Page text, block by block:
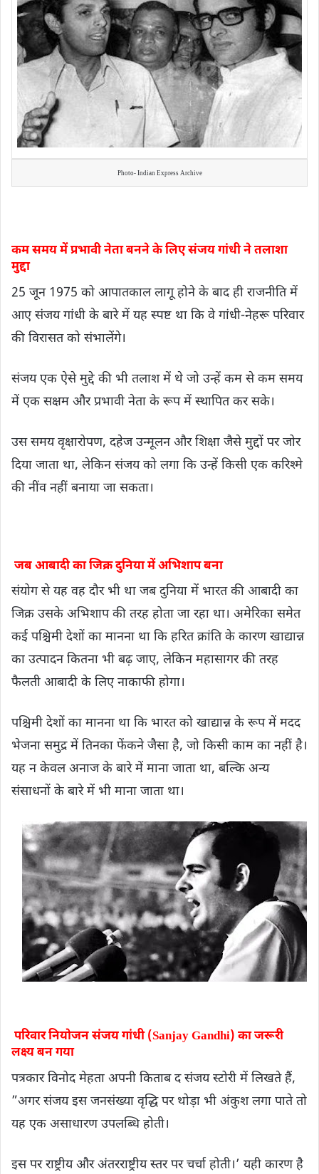
Photo- Indian Express Archive
कम समय में प्रभावी नेता बनने के लिए संजय गांधी ने तलाशा
मुद्दा
25 जून 1975 को आपातकाल लागू होने के बाद ही राजनीति में
आए संजय गांधी के बारे में यह स्पष्ट था कि वे गांधी-नेहरू परिवार
की विरासत को संभालेंगे।
संजय एक ऐसे मुद्दे की भी तलाश में थे जो उन्हें कम से कम समय
में एक सक्षम और प्रभावी नेता के रूप में स्थापित कर सके।
उस समय वृक्षारोपण, दहेज उन्मूलन और शिक्षा जैसे मुद्दों पर जोर
दिया जाता था, लेकिन संजय को लगा कि उन्हें किसी एक करिश्मे
की नींव नहीं बनाया जा सकता।
जब आबादी का जिक्र दुनिया में अभिशाप बना
संयोग से यह वह दौर भी था जब दुनिया में भारत की आबादी का
जिक्र उसके अभिशाप की तरह होता जा रहा था। अमेरिका समेत
कई पश्चिमी देशों का मानना ​​था कि हरित क्रांति के कारण खाद्यान्न
का उत्पादन कितना भी बढ़ जाए, लेकिन महासागर की तरह
फैलती आबादी के लिए नाकाफी होगा।
पश्चिमी देशों का मानना ​​था कि भारत को खाद्यान्न के रूप में मदद
भेजना समुद्र में तिनका फेंकने जैसा है, जो किसी काम का नहीं है।
यह न केवल अनाज के बारे में माना जाता था, बल्कि अन्य
संसाधनों के बारे में भी माना जाता था।
परिवार नियोजन संजय गांधी (Sanjay Gandhi) का जरूरी
लक्ष्य बन गया
पत्रकार विनोद मेहता अपनी किताब द संजय स्टोरी में लिखते हैं,
”अगर संजय इस जनसंख्या वृद्धि पर थोड़ा भी अंकुश लगा पाते तो
यह एक असाधारण उपलब्धि होती।
इस पर राष्ट्रीय और अंतरराष्ट्रीय स्तर पर चर्चा होती।’ यही कारण है